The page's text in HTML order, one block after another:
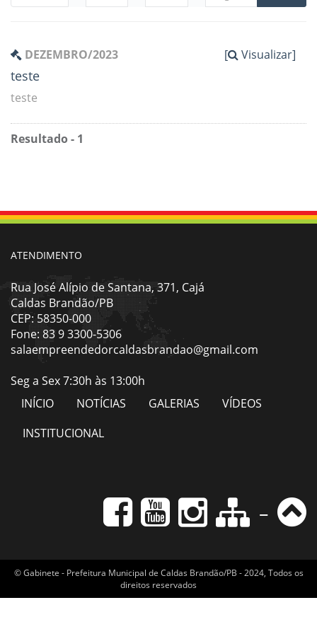
DEZEMBRO/2023 [ Visualizar]
teste
teste
Resultado - 1
ATENDIMENTO
Rua José Alípio de Santana, 371, Cajá
Caldas Brandão/PB
CEP: 58350-000
Fone: 83 9 3300-5306
salaempreendedorcaldasbrandao@gmail.com
Seg a Sex 7:30h às 13:00h
INÍCIO
NOTÍCIAS GALERIAS
VÍDEOS
INSTITUCIONAL
-
© Gabinete - Prefeitura Municipal de Caldas Brandão/PB - 2024, Todos os
direitos reservados